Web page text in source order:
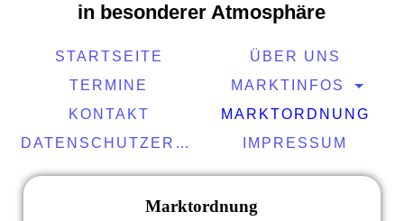
in besonderer Atmosphäre
STARTSEITE
ÜBER UNS
TERMINE
MARKTINFOS
KONTAKT
MARKTORDNUNG
DATENSCHUTZERKLÄRUNG
IMPRESSUM
Marktordnung